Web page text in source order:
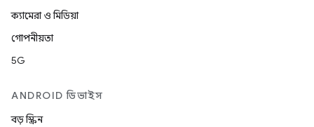
ক্যামেরা ও মিডিয়া
গোপনীয়তা
5G
ANDROID ডিভাইস
বড় স্ক্রিন